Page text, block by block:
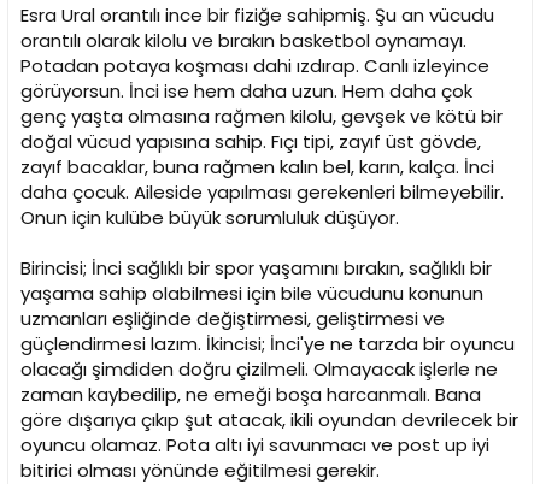
Esra Ural orantılı ince bir fiziğe sahipmiş. Şu an vücudu
orantılı olarak kilolu ve bırakın basketbol oynamayı.
Potadan potaya koşması dahi ızdırap. Canlı izleyince
görüyorsun. İnci ise hem daha uzun. Hem daha çok
genç yaşta olmasına rağmen kilolu, gevşek ve kötü bir
doğal vücud yapısına sahip. Fıçı tipi, zayıf üst gövde,
zayıf bacaklar, buna rağmen kalın bel, karın, kalça. İnci
daha çocuk. Aileside yapılması gerekenleri bilmeyebilir.
Onun için kulübe büyük sorumluluk düşüyor.
Birincisi; İnci sağlıklı bir spor yaşamını bırakın, sağlıklı bir
yaşama sahip olabilmesi için bile vücudunu konunun
uzmanları eşliğinde değiştirmesi, geliştirmesi ve
güçlendirmesi lazım. İkincisi; İnci'ye ne tarzda bir oyuncu
olacağı şimdiden doğru çizilmeli. Olmayacak işlerle ne
zaman kaybedilip, ne emeği boşa harcanmalı. Bana
göre dışarıya çıkıp şut atacak, ikili oyundan devrilecek bir
oyuncu olamaz. Pota altı iyi savunmacı ve post up iyi
bitirici olması yönünde eğitilmesi gerekir.